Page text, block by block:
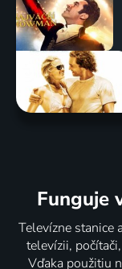
Funguje
Televízne stanice
televízii,
Vďaka použitiu